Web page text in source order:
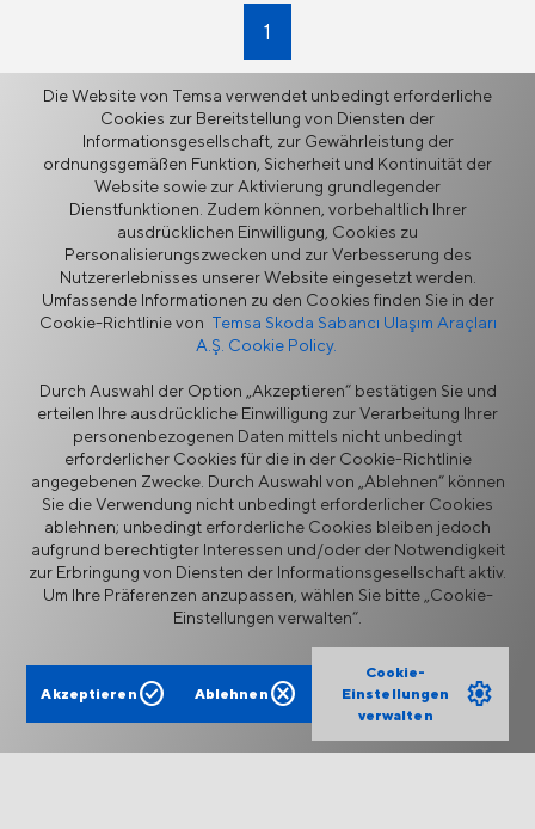
1
Zurück
Mehr
Informationssicherheitspolitik
Rechtlicher Hinweis
Datenschutz
Cookie-Richtlinie
Lieferantenportal
Ethik-Hotline
Kontaktformular
TEMSA ist ein auf den Menschen ausgerichteter
Die Website von Temsa verwendet unbedingt erforderliche
Cookies zur Bereitstellung von Diensten der
Informationsgesellschaft, zur Gewährleistung der
ordnungsgemäßen Funktion, Sicherheit und Kontinuität der
Website sowie zur Aktivierung grundlegender
Dienstfunktionen. Zudem können, vorbehaltlich Ihrer
ausdrücklichen Einwilligung, Cookies zu
Personalisierungszwecken und zur Verbesserung des
Nutzererlebnisses unserer Website eingesetzt werden.
Umfassende Informationen zu den Cookies finden Sie in der
Cookie-Richtlinie von Temsa Skoda Sabancı Ulaşım Araçları
A.Ş. Cookie Policy.
Durch Auswahl der Option „Akzeptieren“ bestätigen Sie und
erteilen Ihre ausdrückliche Einwilligung zur Verarbeitung Ihrer
personenbezogenen Daten mittels nicht unbedingt
erforderlicher Cookies für die in der Cookie-Richtlinie
angegebenen Zwecke. Durch Auswahl von „Ablehnen“ können
Sie die Verwendung nicht unbedingt erforderlicher Cookies
ablehnen; unbedingt erforderliche Cookies bleiben jedoch
aufgrund berechtigter Interessen und/oder der Notwendigkeit
zur Erbringung von Diensten der Informationsgesellschaft aktiv.
Um Ihre Präferenzen anzupassen, wählen Sie bitte „Cookie-
Einstellungen verwalten“.
Akzeptieren check_circle Ablehnen cancel
Cookie-
Einstellungen
verwalten
settings